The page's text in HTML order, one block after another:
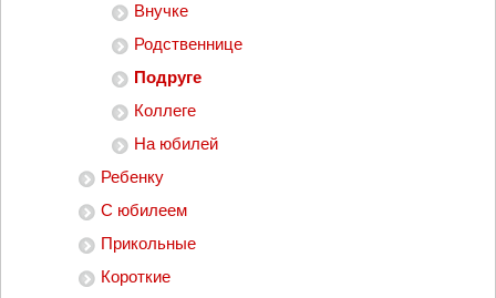
Внучке
Родственнице
Подруге
Коллеге
На юбилей
Ребенку
С юбилеем
Прикольные
Короткие